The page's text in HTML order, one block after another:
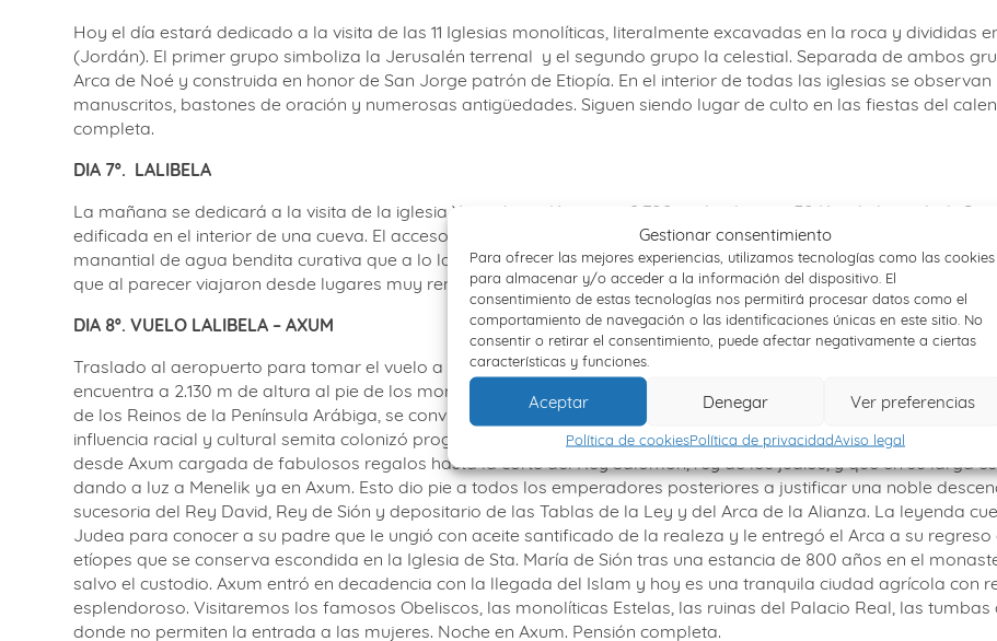
Gestionar consentimiento
Para ofrecer las mejores experiencias, utilizamos tecnologías como las cookies
para almacenar y/o acceder a la información del dispositivo. El
consentimiento de estas tecnologías nos permitirá procesar datos como el
comportamiento de navegación o las identificaciones únicas en este sitio. No
consentir o retirar el consentimiento, puede afectar negativamente a ciertas
características y funciones.
Aceptar Denegar Ver preferencias
Política de cookiesPolítica de privacidadAviso legal
Hoy el día estará dedicado a la visita de las 11 Iglesias monolíticas, literalmente excavadas en la roca y divididas
(Jordán). El primer grupo simboliza la Jerusalén terrenal y el segundo grupo la celestial. Separada de ambos
Arca de Noé y construida en honor de San Jorge patrón de Etiopía. En el interior de todas las iglesias se
manuscritos, bastones de oración y numerosas antigüedades. Siguen siendo lugar de culto en las fiestas del
completa.
DIA 7º. LALIBELA
La mañana se dedicará a la visita de la iglesia Yemrehana Kristos a
2.700 m de altura y 30 Km de la ciudad. Sin
edificada en el interior de una cueva. El acceso se hace por un sendero rodeado de enebros que asciende por la
manantial de agua bendita curativa que a lo largo de la historia atrajo a mucha gente. Detrás de la iglesia se
que al parecer viajaron desde lugares muy remotos para morir allí. Por la tarde podremos pasear por la ciudad y
DIA 8º. VUELO LALIBELA – AXUM
Traslado al aeropuerto para tomar el vuelo a Axum(vuelo Ethiopian 0122 con salida a las 11:00 hrs y llegada a las
encuentra a 2.130 m de altura al pie de los montes Likanos y Zohado y al borde de la meseta de Azebo. Mil
de los Reinos de la Península Arábiga, se convirtió en un centro caravanero y punto defensivo para proteger los
influencia racial y cultural semita colonizó progresivamente el territorio camita etíope. De aquí parte la historia de
desde Axum cargada de fabulosos regalos hasta la corte del Rey Salomón, rey de los judíos, y que en su larga
dando a luz a Menelik ya en Axum. Esto dio pie a todos los emperadores posteriores a justificar una noble
sucesoria del Rey David, Rey de Sión y depositario de las Tablas de la Ley y del Arca de la Alianza. La leyenda
Judea para conocer a su padre que le ungió con aceite santificado de la realeza y le entregó el Arca a su
etíopes que se conserva escondida en la Iglesia de Sta. María de Sión tras una estancia de 800 años en el
salvo el custodio. Axum entró en decadencia con la llegada del Islam y hoy es una tranquila ciudad agrícola con
esplendoroso. Visitaremos los famosos Obeliscos, las monolíticas Estelas, las ruinas del Palacio Real, las tumbas
donde no permiten la entrada a las mujeres. Noche en Axum. Pensión completa.